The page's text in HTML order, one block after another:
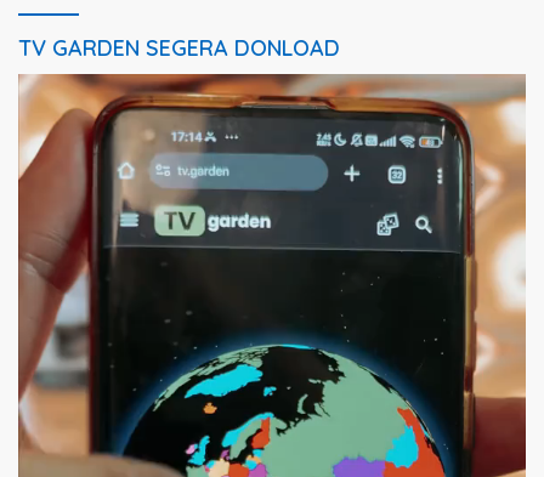
TV GARDEN SEGERA DONLOAD
Pemutar
Video